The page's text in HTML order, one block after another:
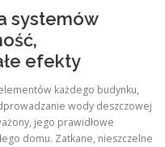
systemów
efekty
każdego budynku,
wody deszczowej
jego prawidłowe
domu. Zatkane, nieszczelne